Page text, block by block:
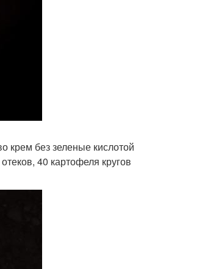
крем без зеленые кислотой
40 картофеля кругов